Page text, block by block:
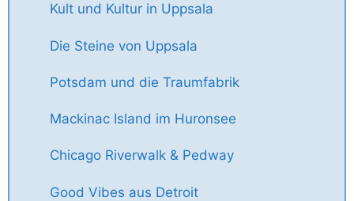
Kult und Kultur in Uppsala
Die Steine von Uppsala
Potsdam und die Traumfabrik
Mackinac Island im Huronsee
Chicago Riverwalk & Pedway
Good Vibes aus Detroit